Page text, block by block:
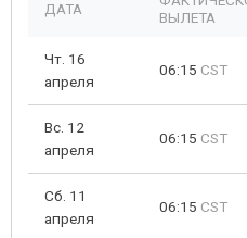
ДАТА
ВЫЛЕТА
Чт. 16
апреля
06:15 CST
Вс. 12
апреля
06:15 CST
Сб. 11
апреля
06:15 CST